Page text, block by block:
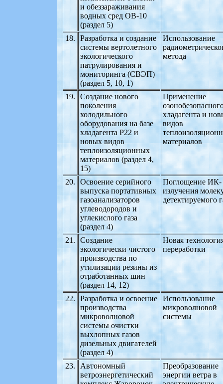
и обеззараживания
водных сред ОВ-10
(раздел 5)
18.
Разработка и создание
системы вертолетного
экологического
патрулирования и
мониторинга (СВЭП)
(раздел 5, 10, 1)
Использование
метода
19.
Создание нового
поколения
холодильного
оборудования на базе
хладагента Р22 и
новых видов
теплоизоляционных
материалов (раздел 4,
15)
Применение
хладагента и
видов
материалов
20.
Освоение серийного
выпуска портативных
газоанализаторов
углеводородов и
углекислого газа
(раздел 4)
Поглощение ИК-
излучения
детектируемого
21.
Создание
экологически чистого
производства по
утилизации резины из
отработанных шин
(раздел 14, 12)
Новая
переработки
22.
Разработка и освоение
производства
микроволновой
системы очистки
выхлопных газов
дизельных двигателей
(раздел 4)
Использование
микроволновой
системы
23.
Автономный
ветроэнергетический
Преобразование
энергии ветра в